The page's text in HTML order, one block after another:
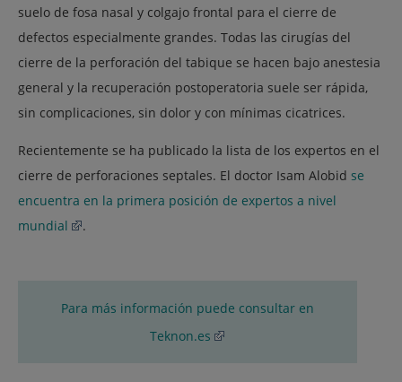
suelo de fosa nasal y colgajo frontal para el cierre de
defectos especialmente grandes. Todas las cirugías del
cierre de la perforación del tabique se hacen bajo anestesia
general y la recuperación postoperatoria suele ser rápida,
sin complicaciones, sin dolor y con mínimas cicatrices.
Recientemente se ha publicado la lista de los expertos en el
cierre de perforaciones septales. El doctor Isam Alobid se
encuentra en la primera posición de expertos a nivel
mundial
.
Para más información puede consultar en
Teknon.es